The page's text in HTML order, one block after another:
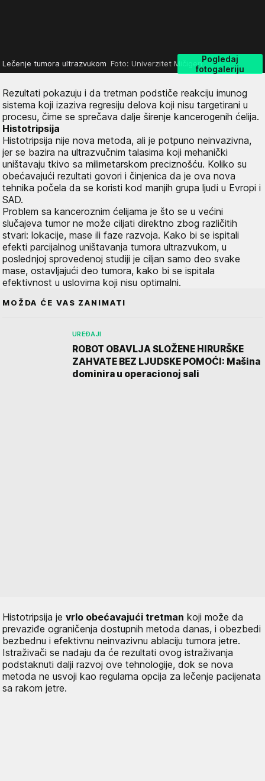
Pogledaj
fotogaleriju
Lečenje tumora ultrazvukom Foto: Univerzitet Mičigen
Rezultati pokazuju i da tretman podstiče reakciju imunog
sistema koji izaziva regresiju delova koji nisu targetirani u
procesu, čime se sprečava dalje širenje kancerogenih ćelija.
Histotripsija
Histotripsija nije nova metoda, ali je potpuno neinvazivna,
jer se bazira na ultrazvučnim talasima koji mehanički
uništavaju tkivo sa milimetarskom preciznošću. Koliko su
obećavajući rezultati govori i činjenica da je ova nova
tehnika počela da se koristi kod manjih grupa ljudi u Evropi i
SAD.
Problem sa kanceroznim ćelijama je što se u većini
slučajeva tumor ne može ciljati direktno zbog različitih
stvari: lokacije, mase ili faze razvoja. Kako bi se ispitali
efekti parcijalnog uništavanja tumora ultrazvukom, u
poslednjoj sprovedenoj studiji je ciljan samo deo svake
mase, ostavljajući deo tumora, kako bi se ispitala
efektivnost u uslovima koji nisu optimalni.
MOŽDA ĆE VAS ZANIMATI
UREĐAJI
ROBOT OBAVLJA SLOŽENE HIRURŠKE
ZAHVATE BEZ LJUDSKE POMOĆI: Mašina
dominira u operacionoj sali
Histotripsija je vrlo obećavajući tretman koji može da
prevaziđe ograničenja dostupnih metoda danas, i obezbedi
bezbednu i efektivnu neinvazivnu ablaciju tumora jetre.
Istraživači se nadaju da će rezultati ovog istraživanja
podstaknuti dalji razvoj ove tehnologije, dok se nova
metoda ne usvoji kao regularna opcija za lečenje pacijenata
sa rakom jetre.